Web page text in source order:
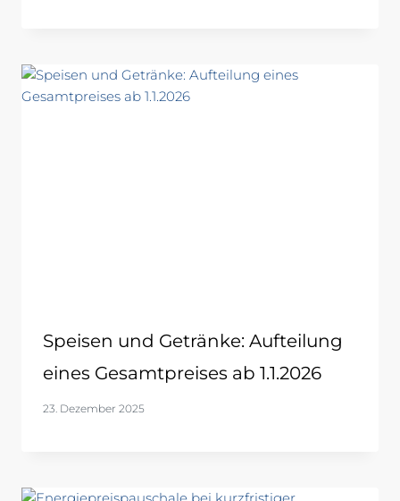
Speisen und Getränke: Aufteilung
eines Gesamtpreises ab 1.1.2026
23. Dezember 2025